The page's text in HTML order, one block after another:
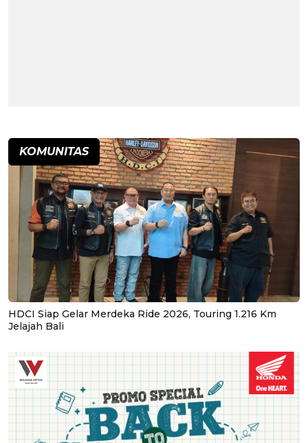
KOMUNITAS
HDCI Siap Gelar Merdeka Ride 2026, Touring 1.216 Km
Jelajah Bali